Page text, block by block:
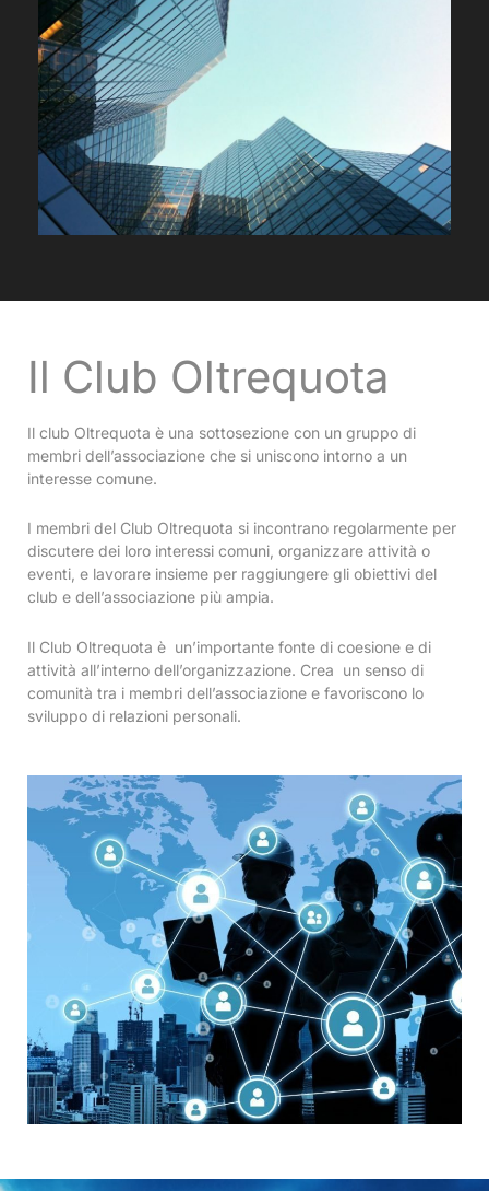
Il Club Oltrequota
Il club Oltrequota è una sottosezione con un gruppo di
membri dell’associazione che si uniscono intorno a un
interesse comune.
I membri del Club Oltrequota si incontrano regolarmente per
discutere dei loro interessi comuni, organizzare attività o
eventi, e lavorare insieme per raggiungere gli obiettivi del
club e dell’associazione più ampia.
Il Club Oltrequota è un’importante fonte di coesione e di
attività all’interno dell’organizzazione. Crea un senso di
comunità tra i membri dell’associazione e favoriscono lo
sviluppo di relazioni personali.